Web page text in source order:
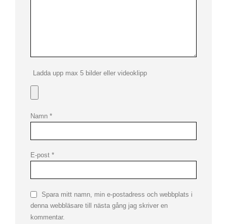
Ladda upp max 5 bilder eller videoklipp
Namn *
E-post *
Spara mitt namn, min e-postadress och webbplats i
denna webbläsare till nästa gång jag skriver en
kommentar.